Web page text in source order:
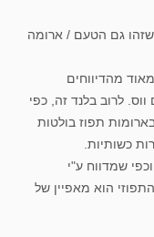
גם הטעם / ארומה
מהדיווחים
לרוב בלנד זה, כפי
תפוז בולטות
כשותיות.
שמדווח ע"י
הוא מאפיין של